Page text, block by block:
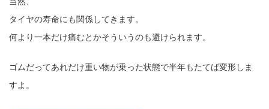
タイヤの寿命にも関係してきます。
何より一本だけ痛むとかそういうのも避けられます。
ゴムだってあれだけ重い物が乗った状態で半年もたてば変形しま
すよ。